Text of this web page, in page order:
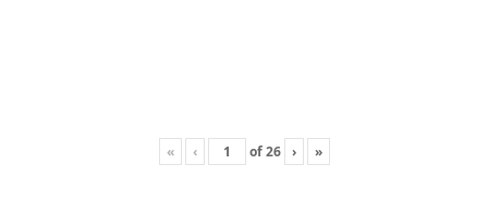
« ‹ of26 › »